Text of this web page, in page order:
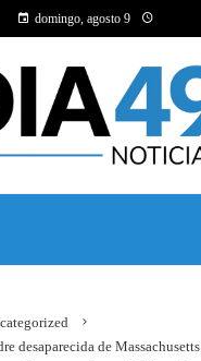
domingo, agosto 9
desaparecida de Massachusetts